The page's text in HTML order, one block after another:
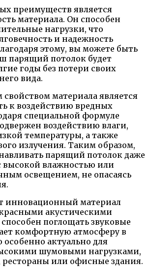
преимуществ является
материала. Он способен
нагрузки, что
и надежность
этому, вы можете быть
парящий потолок будет
годы без потери своих
вида.
материала является
к воздействию вредных
специальной формуле
воздействию влаги,
температуры, а также
излучения. Таким образом,
парящий потолок даже
высокой влажностью или
освещением, не опасаясь
инновационный материал
акустическими
поглощать звуковые
комфортную атмосферу в
актуально для
шумовыми нагрузками,
рестораны или офисные здания.